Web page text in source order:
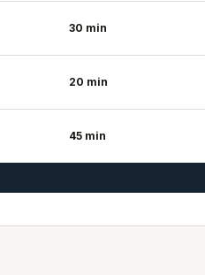
30 min
20 min
45 min